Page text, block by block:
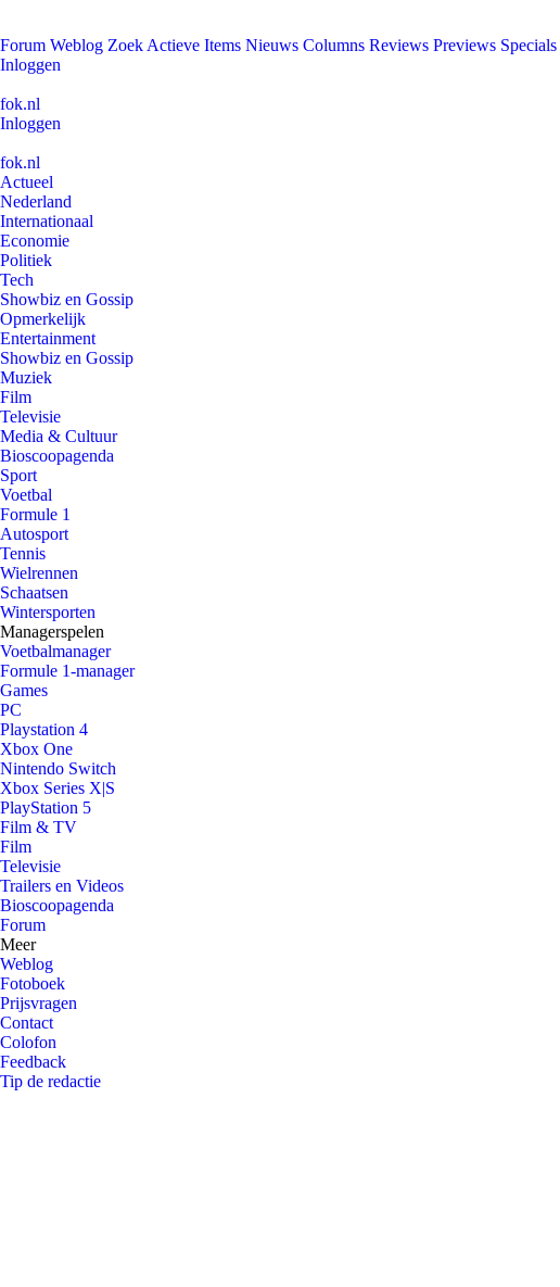
Forum Weblog Zoek Actieve Items Nieuws Columns Reviews Previews Specials
Inloggen
fok.nl
Inloggen
fok.nl
Actueel
Nederland
Internationaal
Economie
Politiek
Tech
Showbiz en Gossip
Opmerkelijk
Entertainment
Showbiz en Gossip
Muziek
Film
Televisie
Media & Cultuur
Bioscoopagenda
Sport
Voetbal
Formule 1
Autosport
Tennis
Wielrennen
Schaatsen
Wintersporten
Managerspelen
Voetbalmanager
Formule 1-manager
Games
PC
Playstation 4
Xbox One
Nintendo Switch
Xbox Series X|S
PlayStation 5
Film & TV
Film
Televisie
Trailers en Videos
Bioscoopagenda
Forum
Meer
Weblog
Fotoboek
Prijsvragen
Contact
Colofon
Feedback
Tip de redactie